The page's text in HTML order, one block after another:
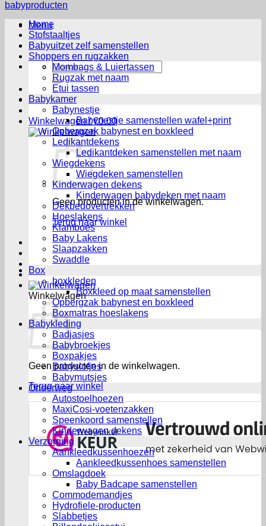
Menu
Zoeken
naar:
Winkelwagen /€0.00
Geen producten in de winkelwagen.
Terug naar winkel
Winkelwagen
Geen producten in de winkelwagen.
Terug naar winkel
Home
Stofstaaltjes
Babyuitzet zelf samenstellen
Shoppers en rugzakken
Mombags & Luiertassen
Rugzak met naam
Etui tassen
Babykamer
Babynestje
Babynestje samenstellen wafel+print
Opbergzak babynest en boxkleed
Ledikantdekens
Ledikantdeken samenstellen met naam
Wiegdekens
Wiegdeken samenstellen
Kinderwagen dekens
Kinderwagen babydeken met naam
Dekbedovertrekken
Hoeslakens
Klamboes
Baby Lakens
Slaapzakken
Swaddle
Box
boxkleden
Boxkleed op maat samenstellen
Opbergzak babynest en boxkleed
Boxmatras hoeslakens
Babykleding
Badjasjes
Babybroekjes
Boxpakjes
Babyslofjes
Babymutsjes
Onderweg
Autostoelhoezen
MaxiCosi-voetenzakken
Speenkoord samenstellen
Kinderwagen dekens
Verzorging
Aankleedkussenhoezen
Aankleedkussenhoes samenstellen
Omslagdoek
Baby Badcape samenstellen
Commodemandjes
Hydrofiele-producten
Slabbetjes